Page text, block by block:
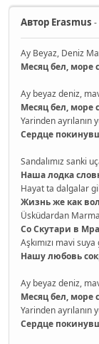
Автор Erasmus -
Ay Beyaz, Deniz
Месяц бел, море
Ay beyaz deniz,
Месяц бел, море
Yarinden ayrılanın
Сердце
Sandalımız sanki
Наша лодка
Hayat ta dalgalar
Жизнь же как
Üsküdardan
Со Скутари в
Aşkımızı mavi
Нашу любовь
Ay beyaz deniz,
Месяц бел, море
Yarinden ayrılanın
Сердце